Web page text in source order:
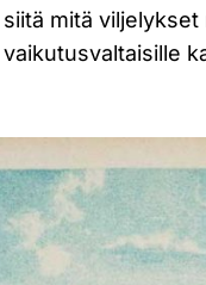
mitä